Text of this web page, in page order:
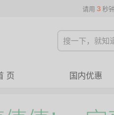
请用 3 秒
页 国内优惠